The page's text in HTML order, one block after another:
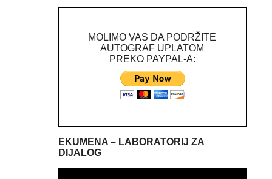
MOLIMO VAS DA PODRŽITE
AUTOGRAF UPLATOM
PREKO PAYPAL-A:
EKUMENA – LABORATORIJ ZA
DIJALOG